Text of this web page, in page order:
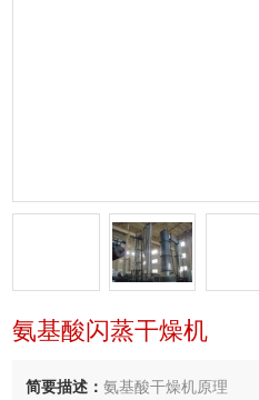
氨基酸闪蒸干燥机
简要描述：氨基酸干燥机原理